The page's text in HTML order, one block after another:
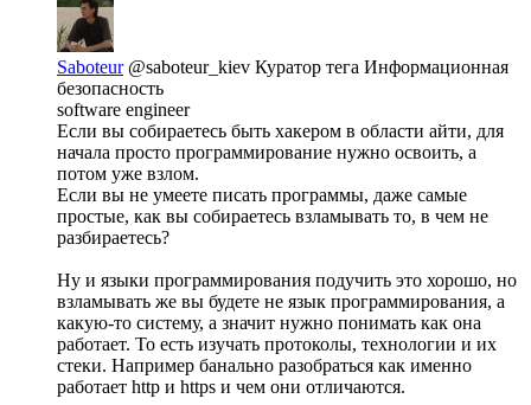
Saboteur @saboteur_kiev Куратор тега Информационная
безопасность
software engineer
Если вы собираетесь быть хакером в области айти, для
начала просто программирование нужно освоить, а
потом уже взлом.
Если вы не умеете писать программы, даже самые
простые, как вы собираетесь взламывать то, в чем не
разбираетесь?
Ну и языки программирования подучить это хорошо, но
взламывать же вы будете не язык программирования, а
какую-то систему, а значит нужно понимать как она
работает. То есть изучать протоколы, технологии и их
стеки. Например банально разобраться как именно
работает http и https и чем они отличаются.